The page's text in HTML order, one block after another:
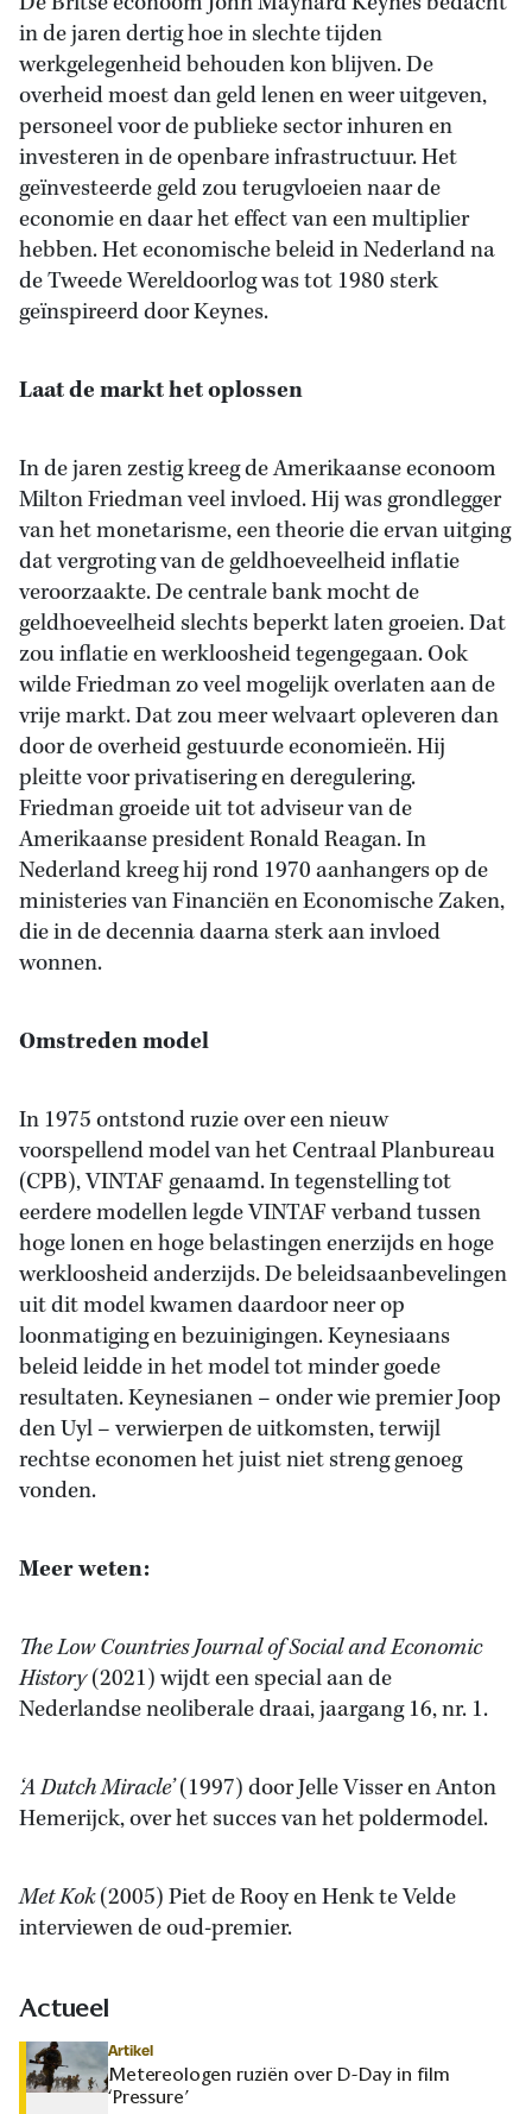
in de jaren dertig hoe in slechte tijden
werkgelegenheid behouden kon blijven. De
overheid moest dan geld lenen en weer uitgeven,
personeel voor de publieke sector inhuren en
investeren in de openbare infrastructuur. Het
geïnvesteerde geld zou terugvloeien naar de
economie en daar het effect van een multiplier
hebben. Het economische beleid in Nederland na
de Tweede Wereldoorlog was tot 1980 sterk
geïnspireerd door Keynes.
Laat de markt het oplossen
In de jaren zestig kreeg de Amerikaanse econoom
Milton Friedman veel invloed. Hij was grondlegger
van het monetarisme, een theorie die ervan uitging
dat vergroting van de geldhoeveelheid inflatie
veroorzaakte. De centrale bank mocht de
geldhoeveelheid slechts beperkt laten groeien. Dat
zou inflatie en werkloosheid tegengegaan. Ook
wilde Friedman zo veel mogelijk overlaten aan de
vrije markt. Dat zou meer welvaart opleveren dan
door de overheid gestuurde economieën. Hij
pleitte voor privatisering en deregulering.
Friedman groeide uit tot adviseur van de
Amerikaanse president Ronald Reagan. In
Nederland kreeg hij rond 1970 aanhangers op de
ministeries van Financiën en Economische Zaken,
die in de decennia daarna sterk aan invloed
wonnen.
Omstreden model
In 1975 ontstond ruzie over een nieuw
voorspellend model van het Centraal Planbureau
(CPB), VINTAF genaamd. In tegenstelling tot
eerdere modellen legde VINTAF verband tussen
hoge lonen en hoge belastingen enerzijds en hoge
werkloosheid anderzijds. De beleidsaanbevelingen
uit dit model kwamen daardoor neer op
loonmatiging en bezuinigingen. Keynesiaans
beleid leidde in het model tot minder goede
resultaten. Keynesianen – onder wie premier Joop
den Uyl – verwierpen de uitkomsten, terwijl
rechtse economen het juist niet streng genoeg
vonden.
Meer weten:
The Low Countries Journal of Social and Economic
History(2021) wijdt een special aan de
Nederlandse neoliberale draai, jaargang 16, nr. 1.
‘A Dutch Miracle’(1997) door Jelle Visser en Anton
Hemerijck, over het succes van het poldermodel.
Met Kok(2005) Piet de Rooy en Henk te Velde
interviewen de oud-premier.
Actueel
Artikel
Metereologen ruziën over D-Day in film
‘Pressure’